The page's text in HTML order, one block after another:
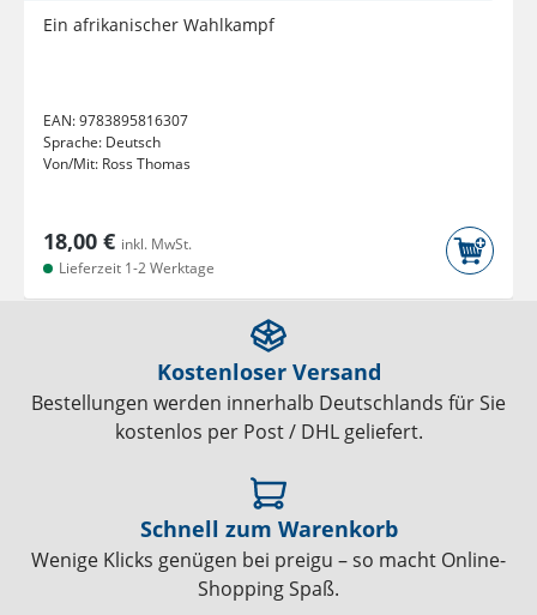
Ein afrikanischer Wahlkampf
EAN:9783895816307
Sprache: Deutsch
Von/Mit: Ross Thomas
18,00 € inkl. MwSt.
Lieferzeit 1-2 Werktage
Kostenloser Versand
Bestellungen werden innerhalb Deutschlands für Sie
kostenlos per Post / DHL geliefert.
Schnell zum Warenkorb
Wenige Klicks genügen bei preigu – so macht Online-
Shopping Spaß.